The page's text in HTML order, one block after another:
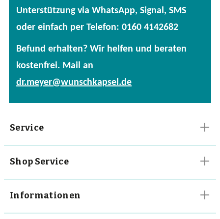
Fertige Mischungen
Kräuter
Vitalpilze
Vitamine
Unterstützung via WhatsApp, Signal, SMS
oder einfach per Telefon: 0160 4142682
Befund erhalten? Wir helfen und beraten
kostenfrei. Mail an
dr.meyer@wunschkapsel.de
Service
Shop Service
Informationen